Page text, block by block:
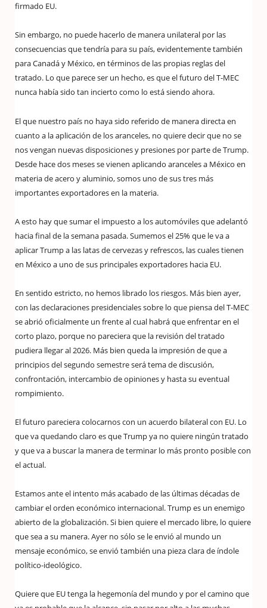
firmado EU.
Sin embargo, no puede hacerlo de manera unilateral por las
consecuencias que tendría para su país, evidentemente también
para Canadá y México, en términos de las propias reglas del
tratado. Lo que parece ser un hecho, es que el futuro del T-MEC
nunca había sido tan incierto como lo está siendo ahora.
El que nuestro país no haya sido referido de manera directa en
cuanto a la aplicación de los aranceles, no quiere decir que no se
nos vengan nuevas disposiciones y presiones por parte de Trump.
Desde hace dos meses se vienen aplicando aranceles a México en
materia de acero y aluminio, somos uno de sus tres más
importantes exportadores en la materia.
A esto hay que sumar el impuesto a los automóviles que adelantó
hacia final de la semana pasada. Sumemos el 25% que le va a
aplicar Trump a las latas de cervezas y refrescos, las cuales tienen
en México a uno de sus principales exportadores hacia EU.
En sentido estricto, no hemos librado los riesgos. Más bien ayer,
con las declaraciones presidenciales sobre lo que piensa del T-MEC
se abrió oficialmente un frente al cual habrá que enfrentar en el
corto plazo, porque no pareciera que la revisión del tratado
pudiera llegar al 2026. Más bien queda la impresión de que a
principios del segundo semestre será tema de discusión,
confrontación, intercambio de opiniones y hasta su eventual
rompimiento.
El futuro pareciera colocarnos con un acuerdo bilateral con EU. Lo
que va quedando claro es que Trump ya no quiere ningún tratado
y que va a buscar la manera de terminar lo más pronto posible con
el actual.
Estamos ante el intento más acabado de las últimas décadas de
cambiar el orden económico internacional. Trump es un enemigo
abierto de la globalización. Si bien quiere el mercado libre, lo quiere
que sea a su manera. Ayer no sólo se le envió al mundo un
mensaje económico, se envió también una pieza clara de índole
político-ideológico.
Quiere que EU tenga la hegemonía del mundo y por el camino que